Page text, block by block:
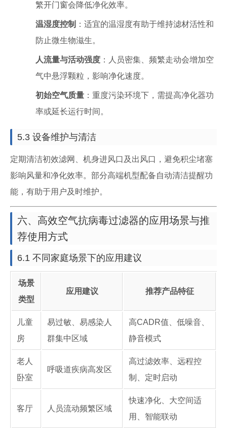
繁开门窗会降低净化效率。
温湿度控制 ：适宜的温湿度有助于维持滤材活性和
防止微生物滋生。
人流量与活动强度 ：人员密集、频繁走动会增加空
气中悬浮颗粒，影响净化速度。
初始空气质量 ：重度污染环境下，需提高净化器功
率或延长运行时间。
5.3 设备维护与清洁
定期清洁初效滤网、机身进风口及出风口，避免积尘堵塞
影响风量和净化效率。部分高端机型配备自动清洁提醒功
能，有助于用户及时维护。
六、高效空气抗病毒过滤器的应用场景与推
荐使用方式
6.1 不同家庭场景下的应用建议
场景
类型
应用建议 推荐产品特征
儿童
房
易过敏、易感染人
群集中区域
高CADR值、低噪音、
静音模式
老人
卧室
呼吸道疾病高发区
高过滤效率、远程控
制、定时启动
客厅 人员流动频繁区域
快速净化、大空间适
用、智能联动